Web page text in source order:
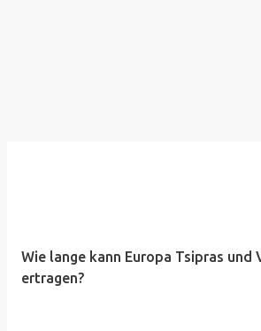
Wie lange kann Europa Tsipras und
ertragen?